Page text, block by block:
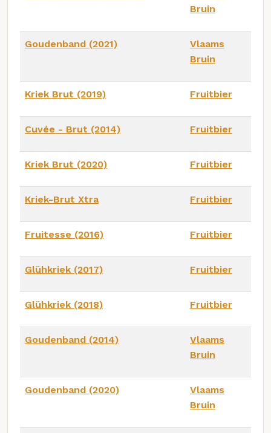
Bruin
Goudenband (2021)
Vlaams
Bruin
Kriek Brut (2019) Fruitbier
Cuvée - Brut (2014) Fruitbier
Kriek Brut (2020) Fruitbier
Kriek-Brut Xtra Fruitbier
Fruitesse (2016) Fruitbier
Glühkriek (2017) Fruitbier
Glühkriek (2018) Fruitbier
Goudenband (2014)
Vlaams
Bruin
Goudenband (2020)
Vlaams
Bruin